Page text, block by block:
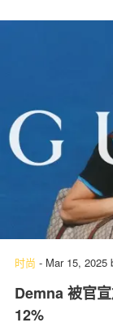
时尚 - Mar 15, 2025
Demna 被官
12%